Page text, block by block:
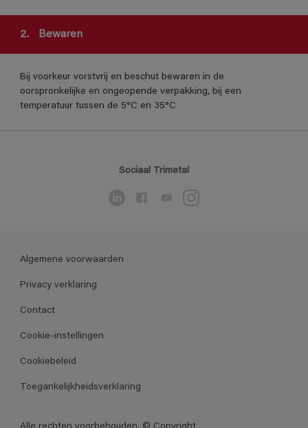
2. Bewaren
Bij voorkeur vorstvrij en beschut bewaren in de
oorspronkelijke en ongeopende verpakking, bij een
temperatuur tussen de 5°C en 35°C
Sociaal Trimetal
Algemene voorwaarden
Privacy verklaring
Contact
Cookie-instellingen
Cookiebeleid
Toegankelijkheidsverklaring